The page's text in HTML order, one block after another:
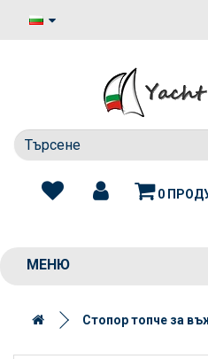
0
МЕНЮ
Стопор топче за